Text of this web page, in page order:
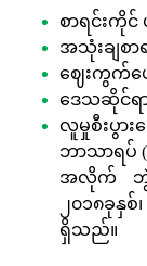
စာရင်းကိုင်
အသုံးချစာ
ဈေးကွက်ဖေ
ဒေသဆိုင်ရ
လူမှုစီးပွာ
ဘာသာရပ် (
အလိုက် ဘွဲ့မ
၂၀၁၈ခုနှ
ရှိသည်။